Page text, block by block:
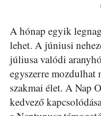
A hónap egyik
lehet. A júniusi
júliusa valódi
egyszerre mozdulhat
szakmai élet. A Nap
kedvező